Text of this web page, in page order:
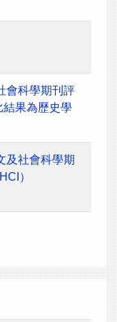
會科學期刊評
結果為歷史學
及社會科學期
）